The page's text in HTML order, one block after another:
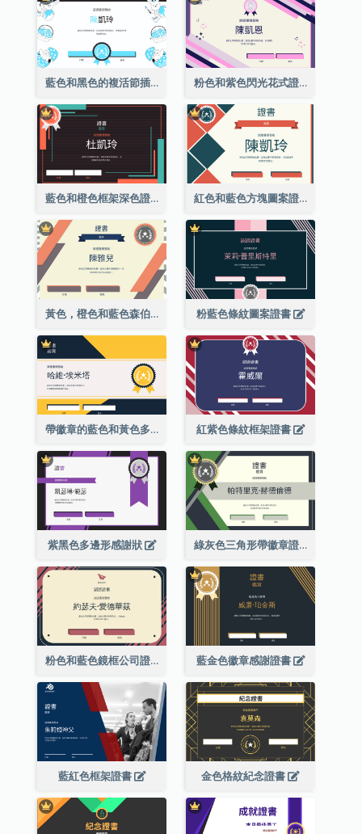
藍色和黑色的複活節插圖證書 粉色和紫色閃光花式證書
藍色和橙色框架深色證書 紅色和藍色方塊圖案證書
黃色，橙色和藍色森伯斯特證書 粉藍色條紋圖案證書
帶徽章的藍色和黃色多邊形證書 紅紫色條紋框架證書
紫黑色多邊形感謝狀 綠灰色三角形帶徽章證書
粉色和藍色鏡框公司證書 藍金色徽章感謝證書
藍紅色框架證書 金色格紋紀念證書